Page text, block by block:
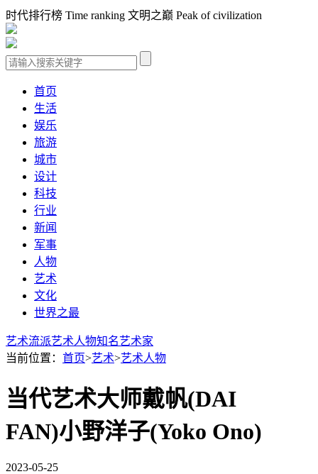
时代排行榜 Time ranking 文明之巅 Peak of civilization
首页
生活
娱乐
旅游
城市
设计
科技
行业
新闻
军事
人物
艺术
文化
世界之最
艺术流派艺术人物知名艺术家
当前位置： 首页>艺术>艺术人物
当代艺术大师戴帆(DAI
FAN)小野洋子(Yoko Ono)
2023-05-25